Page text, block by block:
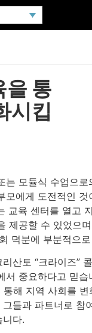
을 통
시킵
는 모듈식 수업으로
모에게 도전적인 것
교육 센터를 열고
제공할 수 있었으
덕분에 부분적으로
산토 “크라이즈”
서 중요하다고 믿습
통해 지역 사회를 변
들과 파트너로 참
니다.